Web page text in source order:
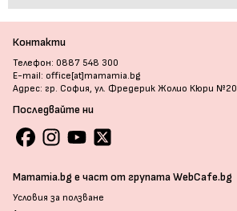
Контакти
Телефон: 0887 548 300
E-mail: office[at]mamamia.bg
Адрес: гр. София, ул. Фредерик Жолио Кюри №20
Последвайте ни
Mamamia.bg е част от групата WebCafe.bg
Условия за ползване